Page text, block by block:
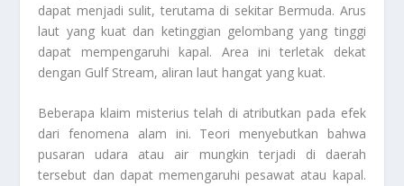
dapat menjadi sulit, terutama di sekitar Bermuda. Arus
laut yang kuat dan ketinggian gelombang yang tinggi
dapat mempengaruhi kapal. Area ini terletak dekat
dengan Gulf Stream, aliran laut hangat yang kuat.
Beberapa klaim misterius telah di atributkan pada efek
dari fenomena alam ini. Teori menyebutkan bahwa
pusaran udara atau air mungkin terjadi di daerah
tersebut dan dapat memengaruhi pesawat atau kapal.